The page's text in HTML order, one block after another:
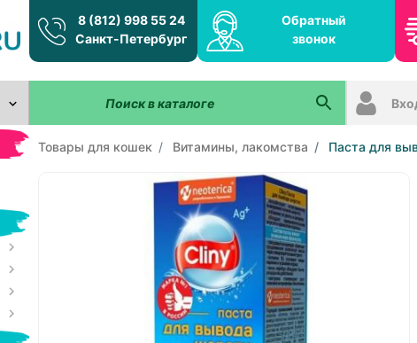
8 (812) 998 55 24
Санкт-Петербург
Обратный
звонок
Товары для кошек Витамины, лакомства Паста для